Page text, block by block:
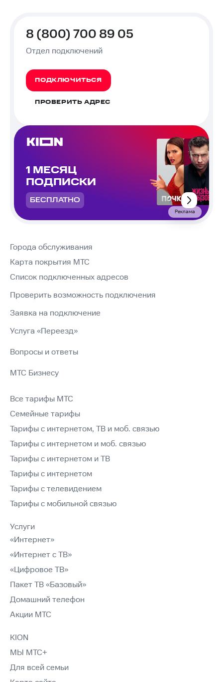
8 (800) 700 89 05
Отдел подключений
ПОДКЛЮЧИТЬСЯ
ПРОВЕРИТЬ АДРЕС
1 МЕСЯЦ
ПОДПИСКИ
БЕСПЛАТНО
Реклама
Города обслуживания
Карта покрытия МТС
Список подключенных адресов
Проверить возможность подключения
Заявка на подключение
Услуга «Переезд»
Вопросы и ответы
МТС Бизнесу
Все тарифы МТС
Семейные тарифы
Тарифы с интернетом, ТВ и моб. связью
Тарифы с интернетом и моб. связью
Тарифы с интернетом и ТВ
Тарифы с интернетом
Тарифы с телевидением
Тарифы с мобильной связью
Услуги
«Интернет»
«Интернет с ТВ»
«Цифровое ТВ»
Пакет ТВ «Базовый»
Домашний телефон
Акции МТС
KION
МЫ МТС+
Для всей семьи